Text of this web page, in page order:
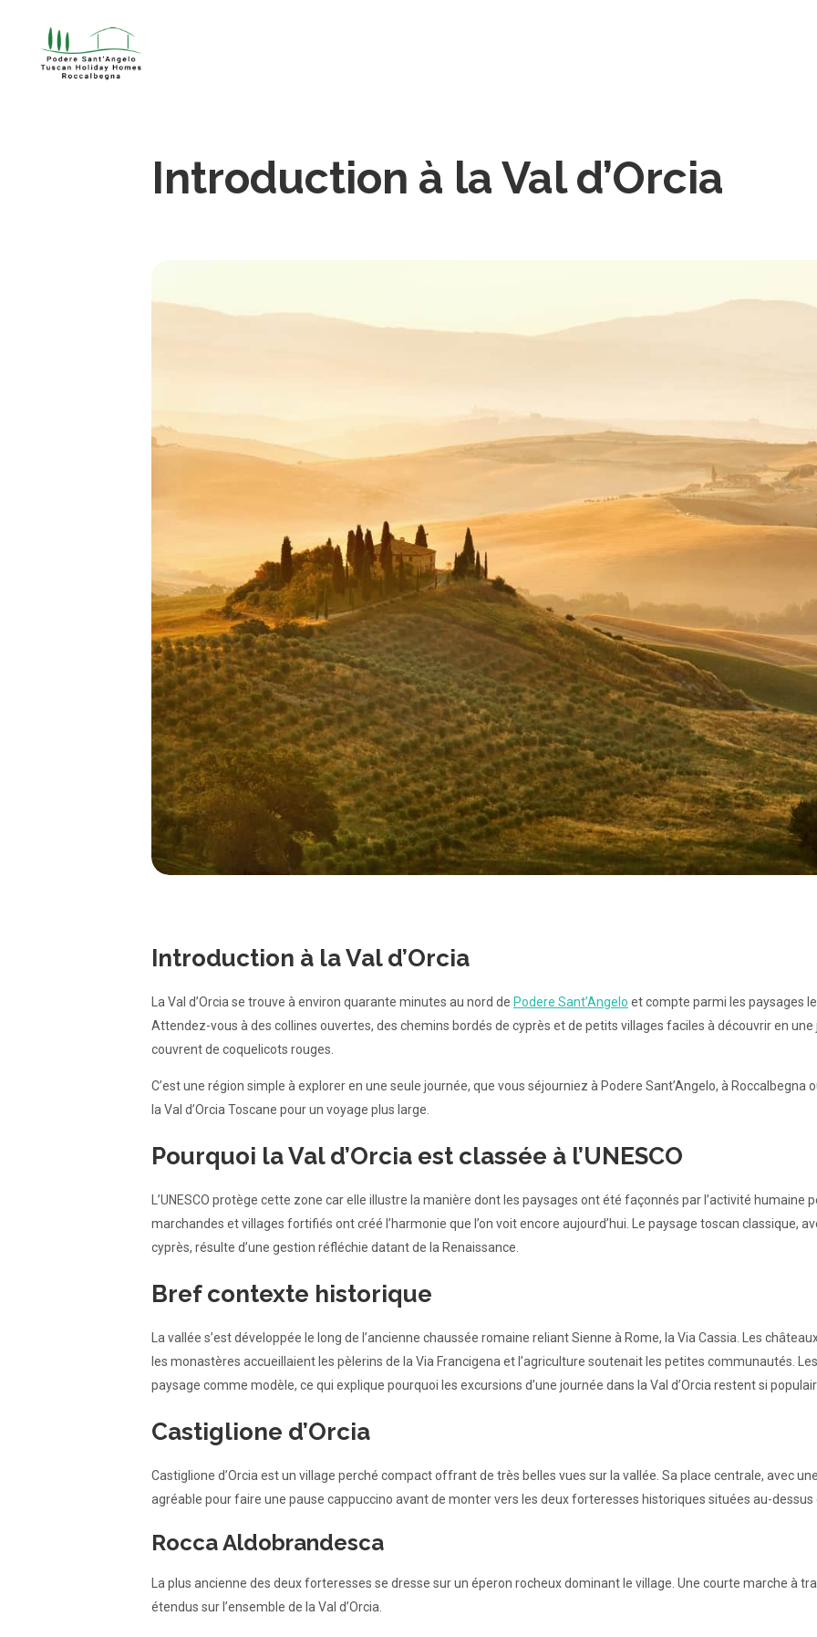
Introduction à la Val d’Orcia
Introduction à la Val d’Orcia
La Val d’Orcia se trouve à environ quarante minutes au nord de Podere Sant’Angelo et compte parmi les paysages
Attendez-vous à des collines ouvertes, des chemins bordés de cyprès et de petits villages faciles à découvrir en
couvrent de coquelicots rouges.
C’est une région simple à explorer en une seule journée, que vous séjourniez à Podere Sant’Angelo, à
la Val d’Orcia Toscane pour un voyage plus large.
Pourquoi la Val d’Orcia est classée à l’UNESCO
L’UNESCO protège cette zone car elle illustre la manière dont les paysages ont été façonnés par l’activité humaine
marchandes et villages fortifiés ont créé l’harmonie que l’on voit encore aujourd’hui. Le paysage toscan classique,
cyprès, résulte d’une gestion réfléchie datant de la Renaissance.
Bref contexte historique
La vallée s’est développée le long de l’ancienne chaussée romaine reliant Sienne à Rome, la Via Cassia. Les
les monastères accueillaient les pèlerins de la Via Francigena et l’agriculture soutenait les petites communautés.
paysage comme modèle, ce qui explique pourquoi les excursions d’une journée dans la Val d’Orcia restent si
Castiglione d’Orcia
Castiglione d’Orcia est un village perché compact offrant de très belles vues sur la vallée. Sa place centrale, avec
agréable pour faire une pause cappuccino avant de monter vers les deux forteresses historiques situées au-dessus
Rocca Aldobrandesca
La plus ancienne des deux forteresses se dresse sur un éperon rocheux dominant le village. Une courte marche à
étendus sur l’ensemble de la Val d’Orcia.